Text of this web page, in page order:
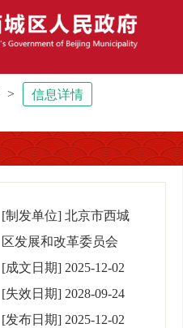
> 信息详情
[制发单位] 北京市西城
区发展和改革委员会
[成文日期] 2025-12-02
[失效日期] 2028-09-24
[发布日期] 2025-12-02